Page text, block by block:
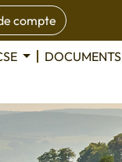
compte
DOCUMENTS